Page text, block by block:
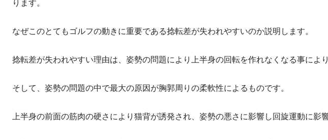
ります。
なぜこのとてもゴルフの動きに重要である捻転差が失われやすいのか説明します。
捻転差が失われやすい理由は、姿勢の問題により上半身の回転を作れなくなる事によ
そして、姿勢の問題の中で最大の原因が胸郭周りの柔軟性によるものです。
上半身の前面の筋肉の硬さにより猫背が誘発され、姿勢の悪さに影響し回旋運動に影響